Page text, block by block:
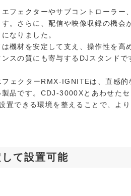
フェクターやサブコントローラ
。さらに、配信や映像収録の機会
なりました。
機材を安定して支え、操作性を
スの質にも寄与するDJスタンド
ェクターRMX-IGNITEは、直感
品です。CDJ-3000Xとあわせた
置できる環境を整えることで、よ
て設置可能